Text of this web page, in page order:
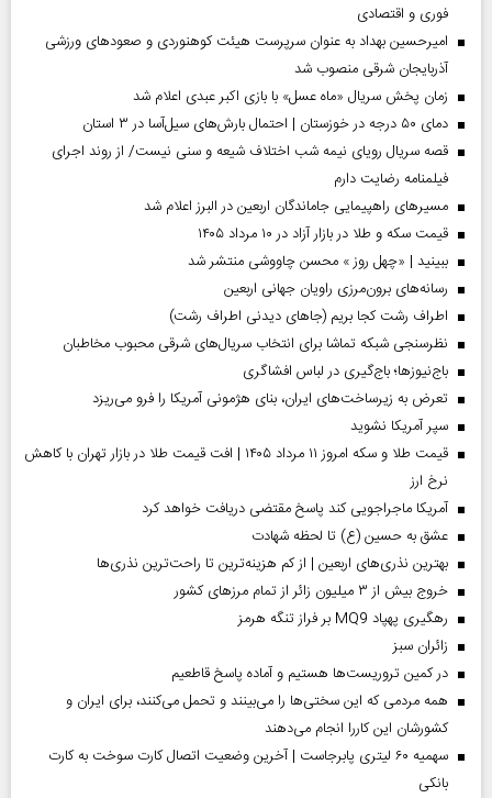
فوری و اقتصادی
امیرحسین بهداد به عنوان سرپرست هیئت کوهنوردی و صعودهای ورزشی
آذربایجان شرقی منصوب شد
زمان پخش سریال «ماه عسل» با بازی اکبر عبدی اعلام شد
دمای ۵۰ درجه در خوزستان | احتمال بارش‌های سیل‌آسا در ۳ استان
قصه سریال رویای نیمه شب اختلاف شیعه و سنی نیست/ از روند اجرای
فیلمنامه رضایت دارم
مسیر‌های راهپیمایی جاماندگان اربعین در البرز اعلام شد
قیمت سکه و طلا در بازار آزاد در ۱۰ مرداد ۱۴۰۵
ببینید | «چهل روز » محسن چاووشی منتشر شد
رسانه‌های برون‌مرزی راویان جهانی اربعین
اطراف رشت کجا بریم (جاهای دیدنی اطراف رشت)
نظرسنجی شبکه تماشا برای انتخاب سریال‌های شرقی محبوب مخاطبان
باج‌نیوزها؛ باج‌گیری در لباس افشاگری
تعرض به زیرساخت‌های ایران، بنای هژمونی آمریکا را فرو می‌ریزد
سپر آمریکا نشوید
قیمت طلا و سکه امروز ۱۱ مرداد ۱۴۰۵ | افت قیمت طلا در بازار تهران با کاهش
نرخ ارز
آمریکا ماجراجویی کند پاسخ مقتضی دریافت خواهد کرد
عشق به حسین (ع) تا لحظه شهادت
بهترین نذری‌های اربعین | از کم هزینه‌ترین تا راحت‌ترین نذری‌ها
خروج بیش از ۳ میلیون زائر از تمام مرز‌های کشور
رهگیری پهپاد MQ9 بر فراز تنگه هرمز
‌زائران سبز
در کمین تروریست‌ها هستیم و آماده پاسخ قاطعیم
همه مردمی که این سختی‌ها را می‌بینند و تحمل می‌کنند، برای ایران و
کشورشان این کاررا انجام می‌دهند
سهمیه ۶۰ لیتری پابرجاست | آخرین وضعیت اتصال کارت سوخت به کارت
بانکی